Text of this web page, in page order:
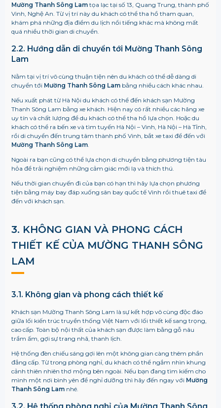
Mường Thanh Sông Lamtọa lạc tại số 13, Quang Trung, thành phố
Vinh, Nghệ An. Từ vị trí này du khách có thể tha hồ tham quan,
khám phá những địa điểm du lịch nổi tiếng khác mà không mất
quá nhiều thời gian di chuyển.
2.2. Hướng dẫn di chuyển tới Mường Thanh Sông
Lam
Nằm tại vị trí vô cùng thuận tiện nên du khách có thể dễ dàng di
chuyển tới Mường Thanh Sông Lambằng nhiều cách khác nhau.
Nếu xuất phát từ Hà Nội du khách có thể đến khách sạn Mường
Thanh Sông Lam bằng xe khách. Hiện nay có rất nhiều các hãng xe
uy tín và chất lượng để du khách có thể tha hồ lựa chọn. Hoặc du
khách có thể ra bến xe và tìm tuyến Hà Nội – Vinh, Hà Nội – Hà Tĩnh,
rồi di chuyển đến trung tâm thành phố Vinh, bắt xe taxi để đến với
Mường Thanh Sông Lam.
Ngoài ra bạn cũng có thể lựa chọn di chuyển bằng phương tiện tàu
hỏa để trải nghiệm những cảm giác mới lạ và thích thú.
Nếu thời gian chuyến đi của bạn có hạn thì hãy lựa chọn phương
tiện bằng máy bay đáp xuống sân bay quốc tế Vinh rồi thuê taxi để
đến với khách sạn.
3. KHÔNG GIAN VÀ PHONG CÁCH
THIẾT KẾ CỦA MƯỜNG THANH SÔNG
LAM
3.1. Không gian và phong cách thiết kế
Khách sạn Mường Thanh Sông Lam là sự kết hợp vô cùng độc đáo
giữa lối kiến trúc truyền thống Việt Nam với lối thiết kế sang trọng,
cao cấp. Toàn bộ nội thất của khách sạn được làm bằng gỗ nâu
trầm ấm, gợi sự trang nhã, thanh lịch.
Hệ thống đèn chiếu sáng gợi lên một không gian càng thêm phần
đẳng cấp. Từ trong phòng nghỉ, du khách có thể ngắm nhìn khung
cảnh thiên nhiên thơ mộng bên ngoài. Nếu bạn đang tìm kiếm cho
mình một nơi bình yên để nghỉ dưỡng thì hãy đến ngay với Mường
Thanh Sông Lamnhé.